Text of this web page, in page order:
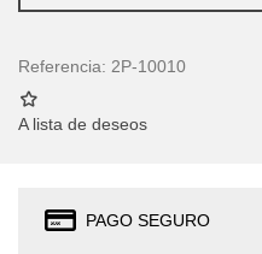
Referencia: 2P-10010
A lista de deseos
PAGO SEGURO